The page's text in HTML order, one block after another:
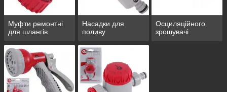
Муфти ремонтні
для шлангів
Насадки для
поливу
Осциляційного
зрошувачі